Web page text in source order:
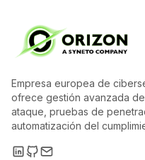
Empresa europea de
ofrece gestión avanzada
ataque, pruebas de
automatización del